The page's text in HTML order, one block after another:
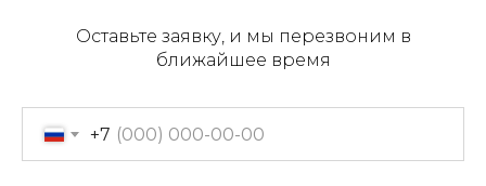
Оставьте заявку, и мы перезвоним в
ближайшее время
+7
+7 (909) 822-33-22
Офис продаж: г. Хабаровск,
пер. Производственный, д.
Пн-пт с 09:00 до 17:30